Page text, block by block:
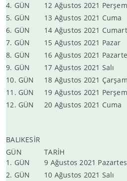
4. GÜN
12 Ağustos 2021
5. GÜN
13 Ağustos 2021 Cuma
6. GÜN
14 Ağustos 2021
7. GÜN
15 Ağustos 2021 Pazar
8. GÜN
16 Ağustos 2021
9. GÜN
17 Ağustos 2021 Salı
10. GÜN
18 Ağustos 2021
11. GÜN
19 Ağustos 2021
12. GÜN
20 Ağustos 2021 Cuma
BALIKESİR
GÜN
TARİH
1. GÜN
9 Ağustos 2021
2. GÜN
10 Ağustos 2021 Salı